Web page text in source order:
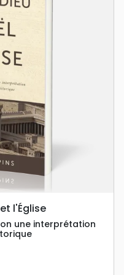
l'Église
une interprétation